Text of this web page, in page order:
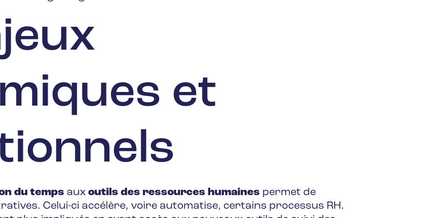
et
du temps auxoutils des ressources humaines permet de
Celui-ci accélère, voire automatise, certains processus RH.